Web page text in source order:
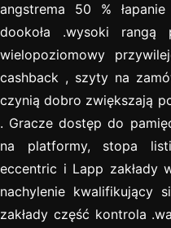
angstrema 50 %
dookoła .wysoki rangą
wielopoziomowy
cashback , szyty na
czynią dobro zwiększają
. Gracze dostęp do
na platformy, stopa
eccentric i Lapp zakłady
nachylenie kwalifikujący
zakłady część kontrola